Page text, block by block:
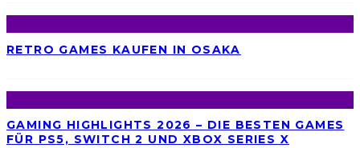
RETRO GAMES KAUFEN IN OSAKA
GAMING HIGHLIGHTS 2026 – DIE BESTEN GAMES
FÜR PS5, SWITCH 2 UND XBOX SERIES X